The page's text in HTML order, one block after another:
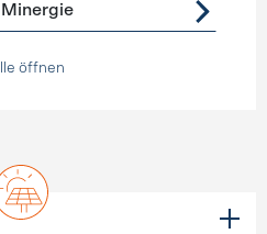
öffnen